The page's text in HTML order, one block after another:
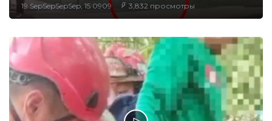
19 SepSepSepSep, 15:0909 3,832 просмотры